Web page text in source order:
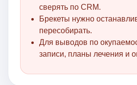
сверять по CRM.
Брекеты нужно
пересобирать.
Для выводов по
записи, планы лечения и